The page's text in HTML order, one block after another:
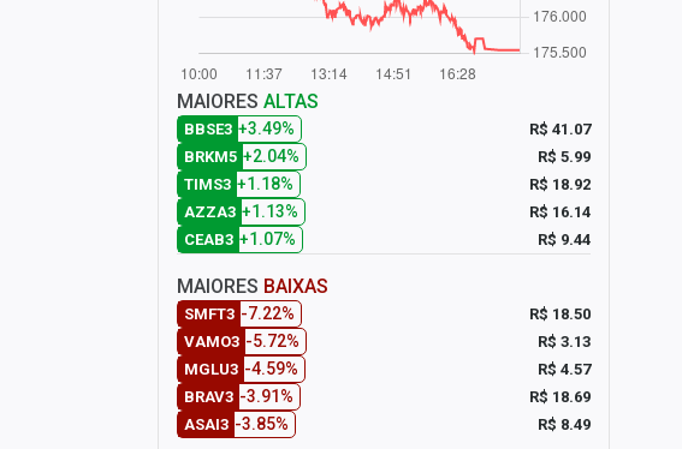
MAIORES ALTAS
BBSE3 +3.49%
R$ 41.07
BRKM5 +2.04%
R$ 5.99
TIMS3 +1.18%
R$ 18.92
AZZA3 +1.13%
R$ 16.14
CEAB3 +1.07% R$ 9.44
MAIORES BAIXAS
SMFT3 -7.22%
R$ 18.50
VAMO3 -5.72%
R$ 3.13
MGLU3 -4.59%
R$ 4.57
BRAV3 -3.91%
R$ 18.69
ASAI3 -3.85% R$ 8.49